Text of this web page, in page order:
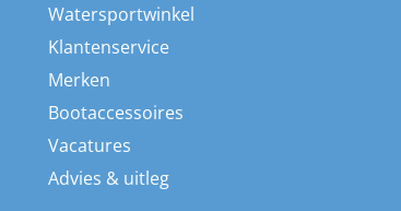
Watersportwinkel
Klantenservice
Merken
Bootaccessoires
Vacatures
Advies & uitleg